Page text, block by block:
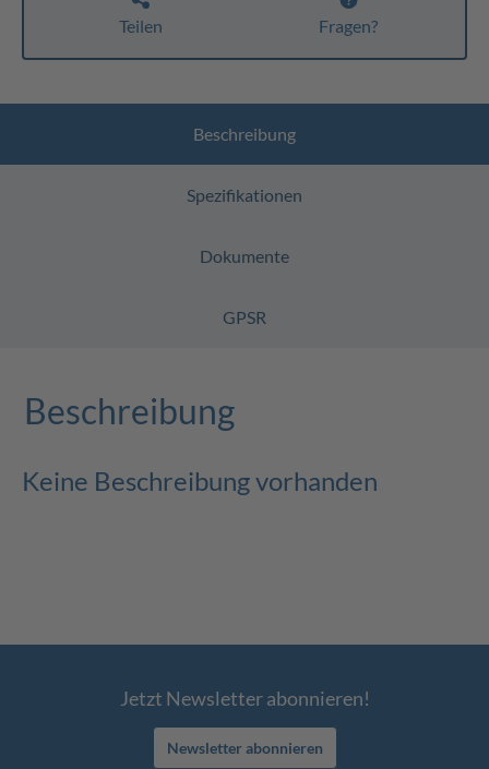
Teilen Fragen?
Beschreibung
Spezifikationen
Dokumente
GPSR
Beschreibung
Keine Beschreibung vorhanden
Jetzt Newsletter abonnieren!
Newsletter abonnieren